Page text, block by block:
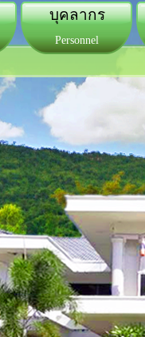
บุคลากร
Personnel